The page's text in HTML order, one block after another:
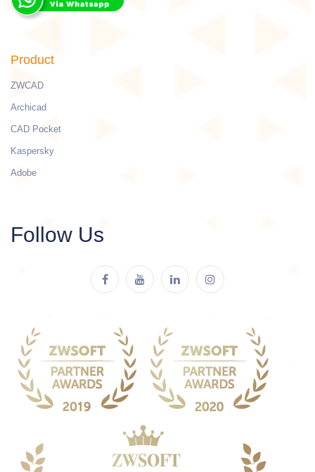
Product
ZWCAD
Archicad
CAD Pocket
Kaspersky
Adobe
Follow Us